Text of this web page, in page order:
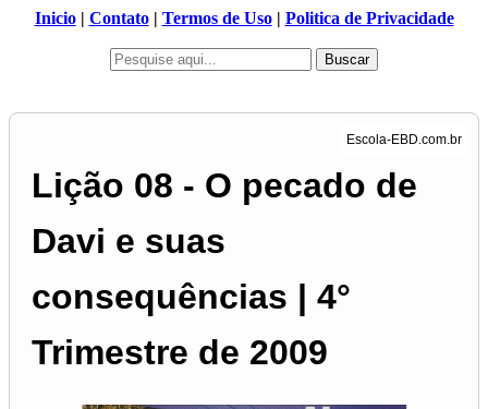
Inicio| Contato| Termos de Uso| Politica de Privacidade
Buscar
Lição 08 - O pecado de
Davi e suas
consequências | 4°
Trimestre de 2009